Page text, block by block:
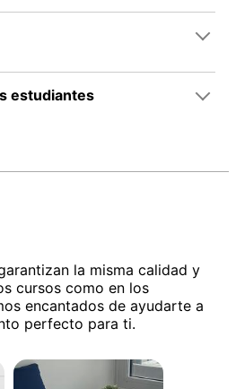
estudiantes
la misma calidad y
cursos como en los
encantados de ayudarte a
perfecto para ti.